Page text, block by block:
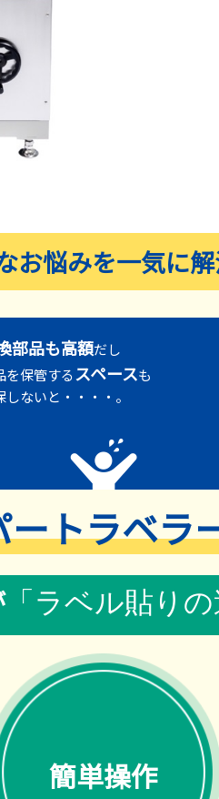
お悩みを一気に解
部品も高額だし
を保管するスペースも
しないと・・・・。
トラベラ
「ラベル貼りの
簡単操作